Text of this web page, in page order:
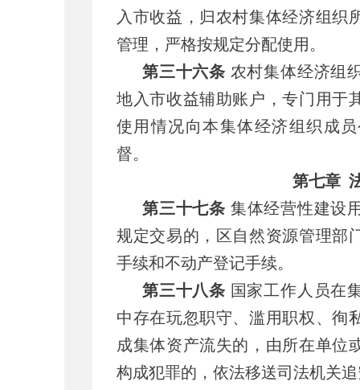
入市收益，归农村集体经济组织
管理，严格按规定分配使用。
第三十六条 农村集体经济组
地入市收益辅助账户，专门用于
使用情况向本集体经济组织成
督。
第七章
第三十七条 集体经营性建设
规定交易的，区自然资源管理部
手续和不动产登记手续。
第三十八条 国家工作人员在
中存在玩忽职守、滥用职权、徇
成集体资产流失的，由所在单位
构成犯罪的，依法移送司法机关